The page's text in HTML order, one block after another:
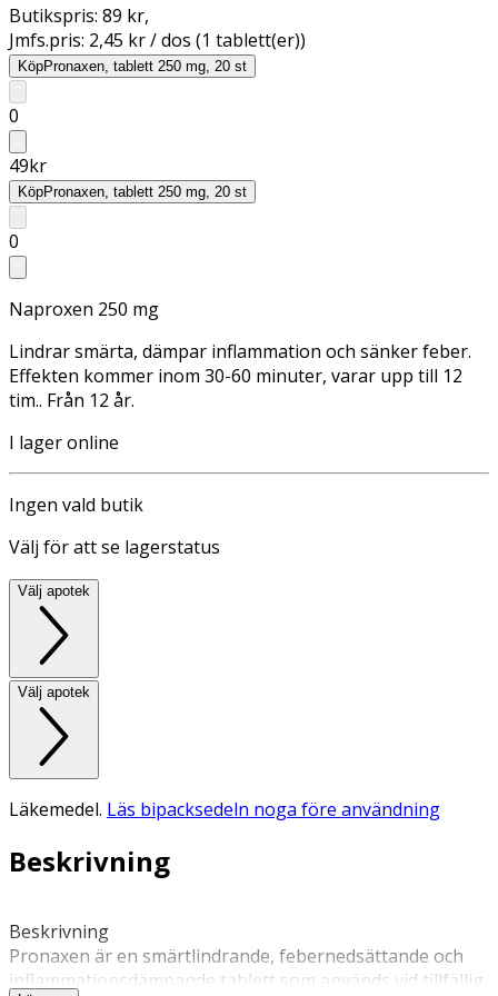
Butikspris: 89 kr,
Jmfs.pris: 2,45 kr / dos (1 tablett(er))
KöpPronaxen, tablett 250 mg, 20 st
0
49kr
KöpPronaxen, tablett 250 mg, 20 st
0
Naproxen 250 mg
Lindrar smärta, dämpar inflammation och sänker feber.
Effekten kommer inom 30-60 minuter, varar upp till 12
tim.. Från 12 år.
I lager online
Ingen vald butik
Välj för att se lagerstatus
Välj apotek
Välj apotek
Läkemedel. Läs bipacksedeln noga före användning
Beskrivning
Beskrivning
Pronaxen är en smärtlindrande, febernedsättande och
inflammationsdämpande tablett som används vid tillfällig